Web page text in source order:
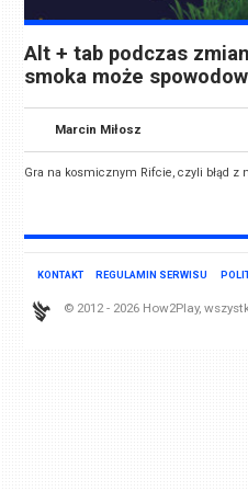
Alt + tab podczas
smoka może
Marcin Miłosz
Gra na kosmicznym Rifcie, czyli błąd z
KONTAKT REGULAMIN SERWISU
© 2012 - 2026 How2Play,